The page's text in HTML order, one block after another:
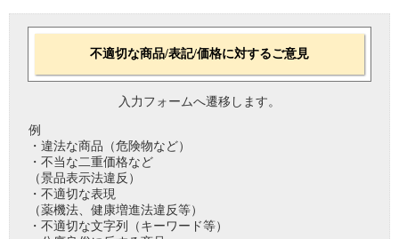
不適切な商品/表記/価格に対するご意見
入力フォームへ遷移します。
例
・違法な商品（危険物など）
・不当な二重価格など
（景品表示法違反）
・不適切な表現
（薬機法、健康増進法違反等）
・不適切な文字列（キーワード等）